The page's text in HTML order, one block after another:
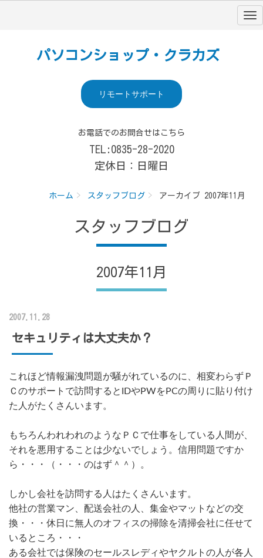
パソコンショップ・クラカズ
リモートサポート
お電話でのお問合せはこちら
TEL:0835-28-2020
定休日：日曜日
ホーム スタッフブログ アーカイブ 2007年11月
スタッフブログ
2007年11月
2007.11.28
セキュリティは大丈夫か？
これほど情報漏洩問題が騒がれているのに、相変わらずＰ
Ｃのサポートで訪問するとIDやPWをPCの周りに貼り付け
た人がたくさんいます。
もちろんわれわれのようなＰＣで仕事をしている人間が、
それを悪用することは少ないでしょう。信用問題ですか
ら・・・（・・・のはず＾＾）。
しかし会社を訪問する人はたくさんいます。
他社の営業マン、配送会社の人、集金やマットなどの交
換・・・休日に無人のオフィスの掃除を清掃会社に任せて
いるところ・・・
ある会社では保険のセールスレディやヤクルトの人が各人